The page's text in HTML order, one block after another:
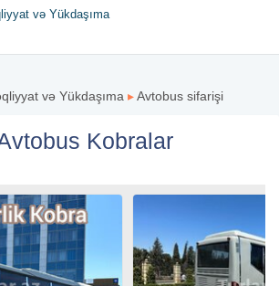
və Yükdaşıma
və Yükdaşıma ▸Avtobus sifarişi
Kobralar